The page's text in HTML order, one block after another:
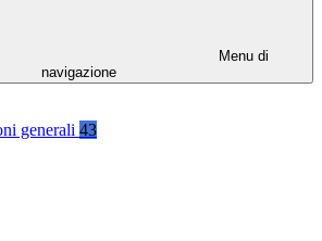
Menu di
navigazione
generali 43